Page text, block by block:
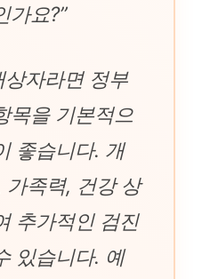
가요?”
자라면 정부
목을 기본적으
좋습니다. 개
가족력, 건강 상
추가적인 검진
있습니다. 예